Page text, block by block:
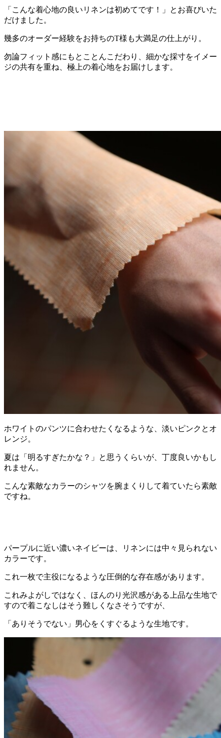
「こんな着心地の良いリネンは初めてです！」とお喜びいた
だけました。
幾多のオーダー経験をお持ちのT様も大満足の仕上がり。
勿論フィット感にもとことんこだわり、細かな採寸をイメー
ジの共有を重ね、極上の着心地をお届けします。
ホワイトのパンツに合わせたくなるような、淡いピンクとオ
レンジ。
夏は「明るすぎたかな？」と思うくらいが、丁度良いかもし
れません。
こんな素敵なカラーのシャツを腕まくりして着ていたら素敵
ですね。
パープルに近い濃いネイビーは、リネンには中々見られない
カラーです。
これ一枚で主役になるような圧倒的な存在感があります。
これみよがしではなく、ほんのり光沢感がある上品な生地で
すので着こなしはそう難しくなさそうですが、
「ありそうでない」男心をくすぐるような生地です。